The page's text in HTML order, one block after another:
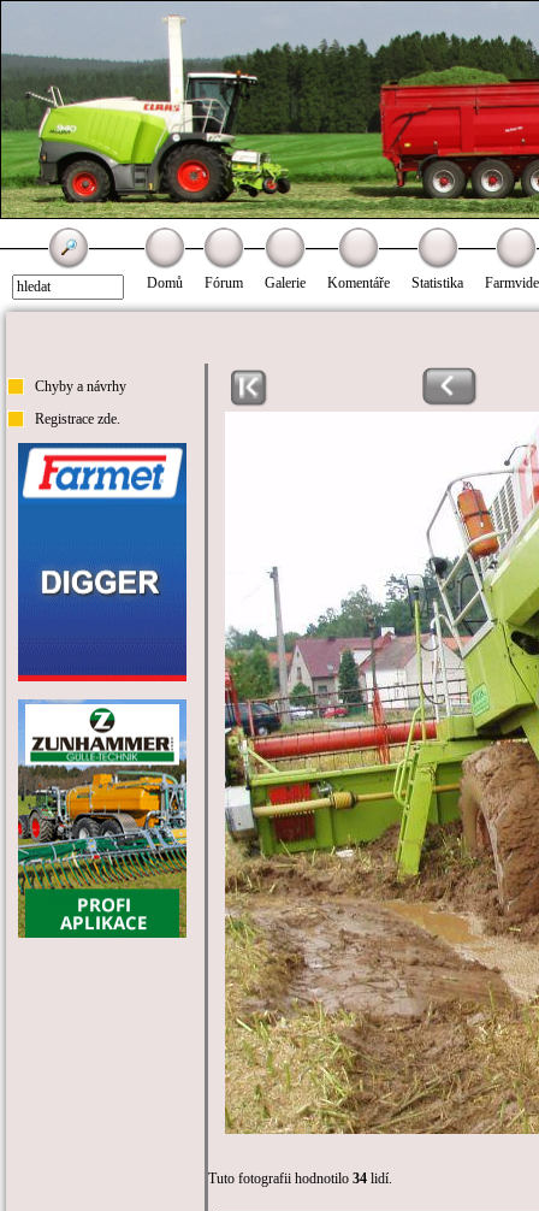
Domů Fórum Galerie Komentáře Statistika
Chyby a návrhy
Registrace zde.
Tuto fotografii hodnotilo 34 lidí.